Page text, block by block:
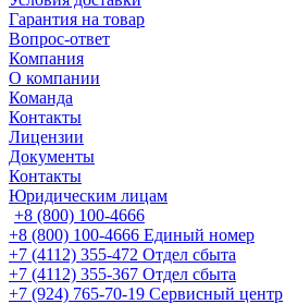
Гарантия на товар
Вопрос-ответ
Компания
О компании
Команда
Контакты
Лицензии
Документы
Контакты
Юридическим лицам
+8 (800) 100-4666
+8 (800) 100-4666 Единый номер
+7 (4112) 355-472 Отдел сбыта
+7 (4112) 355-367 Отдел сбыта
+7 (924) 765-70-19 Сервисный центр